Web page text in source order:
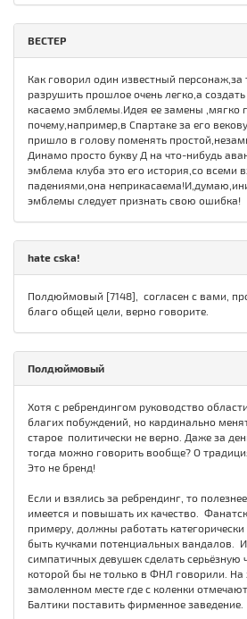
ВЕСТЕР
Как говорил один известный персонаж,за
разрушить прошлое очень легко,а
касаемо эмблемы.Идея ее замены ,мягко
почему,например,в Спартаке за его
пришло в голову поменять
Динамо просто букву Д на что-нибудь
эмблема клуба это его история,со всеми
падениями,она
эмблемы следует признать свою ошибка!
hate cska!
Полдюймовый [7148], согласен с вами,
благо общей цели, верно говорите.
Полдюймовый
Хотя с ребрендингом руководство
благих побуждений, но кардинально
старое политически не верно. Даже за
тогда можно говорить вообще? О
Это не бренд!
Если и взялись за ребрендинг, то
имеется и повышать их качество.
примеру, должны работать категорически
быть кучками потенциальных вандалов.
симпатичных девушек сделать серьёзную
которой бы не только в ФНЛ говорили. На
замоленном месте где с коленки
Балтики поставить фирменное заведение.